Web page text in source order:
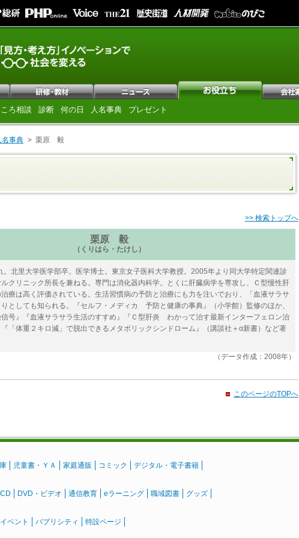
ろ相談 診断 何の日 人名事典 プレゼント
名事典 栗原 毅
>> 検索トップへ
栗原 毅
（くりはら・たけし）
。北里大学医学部卒。医学博士。東京女子医科大学教授。2005年より同大学特定関連診
クリニック所長を兼ねる。専門は消化器内科学。とくに肝臓病学を専攻し、Ｃ型慢性肝
療は高く評価されている。生活習慣病の予防と治療にも力を注いでおり、「血液サラサ
としても知られる。『セルフ・メディカ 予防と健康の事典』（小学館）監修のほか、
信号』『血液サラサラ生活のすすめ』『Ｃ型肝炎 わかって治す最新インターフェロン治
「体重２キロ減」で脱出できるメタボリックシンドローム』（講談社＋α新書）など著
（データ作成：2008年）
このページのTOPへ
児童書・ＹＡ 家庭通販 コミック デジタル・電子書籍
CD DVD・ビデオ 通信教育 eラーニング 職域図書 グッズ
イベント パブリシティ 特設ページ